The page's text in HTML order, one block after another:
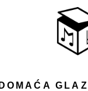
DOMAĆA